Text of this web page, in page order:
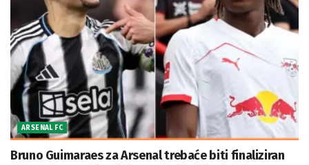
ARSENAL FC
Bruno Guimaraes za Arsenal trebaće biti finaliziran